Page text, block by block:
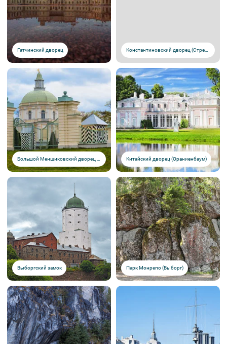
Гатчинский дворец Константиновский дворец (Стрельна)
Большой Меншиковский дворец (Ораниенбаум) Китайский дворец (Ораниенбаум)
Выборгский замок Парк Монрепо (Выборг)